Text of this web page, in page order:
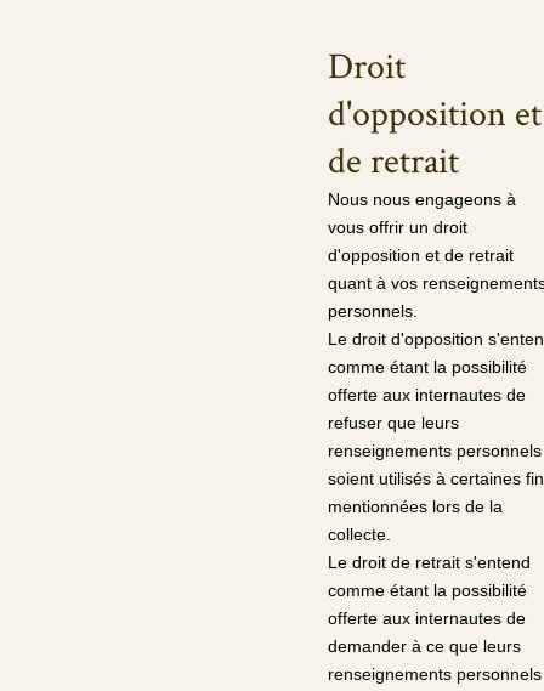
Droit
d'opposition et
de retrait
Nous nous engageons à
vous offrir un droit
d'opposition et de retrait
quant à vos
personnels.
Le droit d'opposition
comme étant la possibilité
offerte aux internautes de
refuser que leurs
renseignements personnels
soient utilisés à certaines
mentionnées lors de la
collecte.
Le droit de retrait s'entend
comme étant la possibilité
offerte aux internautes de
demander à ce que leurs
renseignements personnels